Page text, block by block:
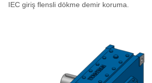
IEC giriş flensli dökme demir koruma.